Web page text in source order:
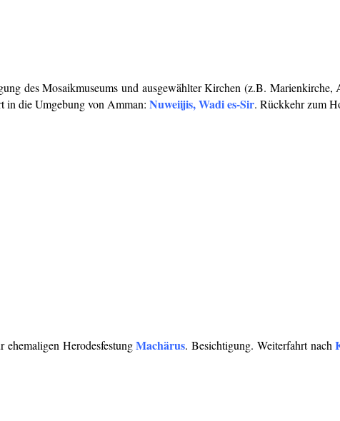
des Mosaikmuseums und ausgewählter Kirchen (z.B.
in die Umgebung von Amman: Nuweiijis, Wadi es-Sir. Rückkehr zum
ehemaligen HerodesfestungMachärus. Besichtigung. Weiterfahrt nach